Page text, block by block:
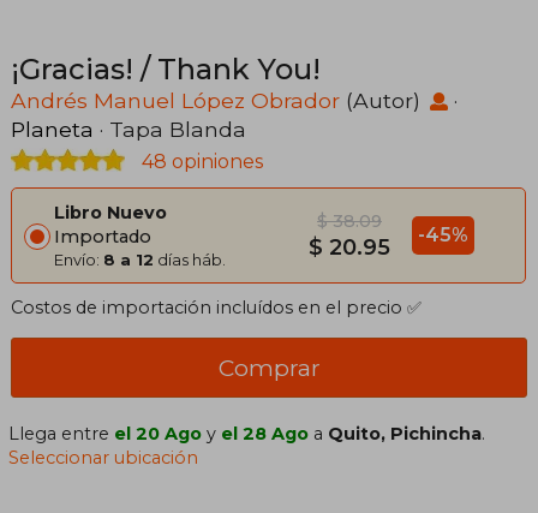
¡Gracias! / Thank You!
Andrés Manuel López Obrador (Autor)
·
Planeta · Tapa Blanda
48 opiniones
Libro Nuevo
Importado
Envío: 8 a 12 días háb.
$ 38.09
$ 20.95 -45%
Costos de importación incluídos en el precio ✅
Comprar
Llega entre el 20 Ago y el 28 Ago a Quito, Pichincha.
Seleccionar ubicación